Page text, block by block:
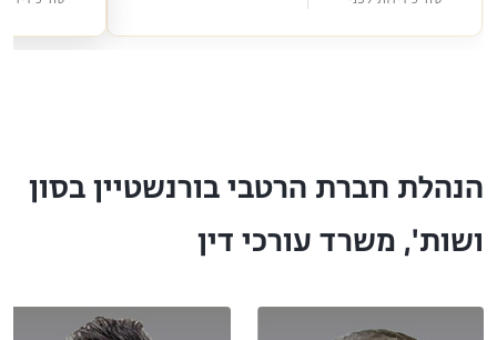
הנהלת חברת הרטבי בורנשטיין בסון
ושות', משרד עורכי דין